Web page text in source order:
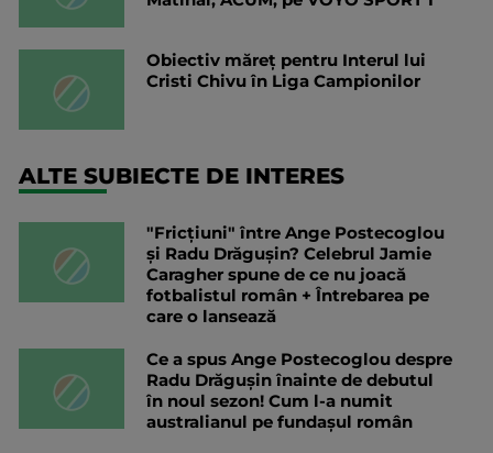
Obiectiv măreț pentru Interul lui
Cristi Chivu în Liga Campionilor
ALTE SUBIECTE DE INTERES
"Fricțiuni" între Ange Postecoglou
și Radu Drăgușin? Celebrul Jamie
Caragher spune de ce nu joacă
fotbalistul român + Întrebarea pe
care o lansează
Ce a spus Ange Postecoglou despre
Radu Drăgușin înainte de debutul
în noul sezon! Cum l-a numit
australianul pe fundașul român